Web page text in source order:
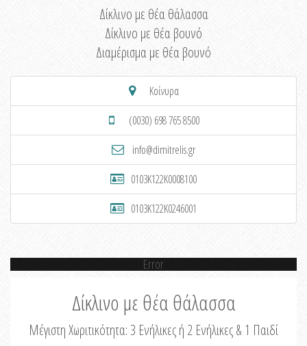
Δίκλινο με θέα θάλασσα
Δίκλινο με θέα βουνό
Διαμέρισμα με θέα βουνό
Κοίνυρα
(0030) 698 765 8500
info@dimitrelis.gr
0103K122K0008100
0103K122K0246001
Error
Δίκλινο με θέα θάλασσα
Μέγιστη Χωριτικότητα: 3 Ενήλικες ή 2 Ενήλικες & 1 Παιδί